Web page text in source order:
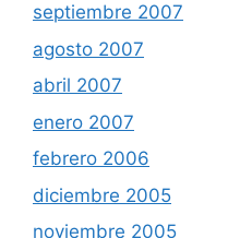
septiembre 2007
agosto 2007
abril 2007
enero 2007
febrero 2006
diciembre 2005
noviembre 2005